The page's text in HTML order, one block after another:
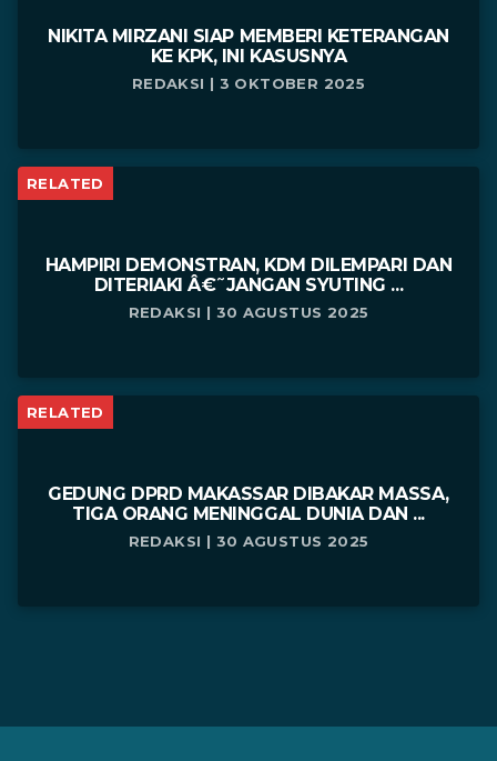
NIKITA MIRZANI SIAP MEMBERI KETERANGAN
KE KPK, INI KASUSNYA
REDAKSI | 3 OKTOBER 2025
RELATED
HAMPIRI DEMONSTRAN, KDM DILEMPARI DAN
DITERIAKI Â€˜JANGAN SYUTING ...
REDAKSI | 30 AGUSTUS 2025
RELATED
GEDUNG DPRD MAKASSAR DIBAKAR MASSA,
TIGA ORANG MENINGGAL DUNIA DAN ...
REDAKSI | 30 AGUSTUS 2025